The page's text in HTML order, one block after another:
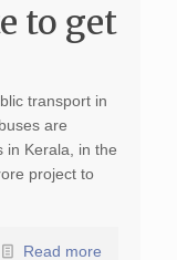
to get
transport in
are
in Kerala, in the
project to
Read more